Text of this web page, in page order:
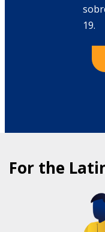
19.
For the